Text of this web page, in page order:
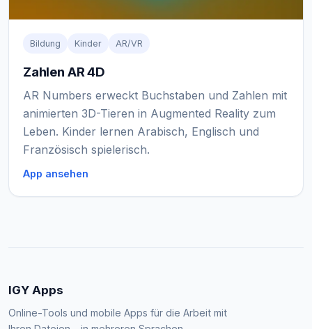
Bildung Kinder AR/VR
Zahlen AR 4D
AR Numbers erweckt Buchstaben und Zahlen mit
animierten 3D-Tieren in Augmented Reality zum
Leben. Kinder lernen Arabisch, Englisch und
Französisch spielerisch.
App ansehen
IGY Apps
Online-Tools und mobile Apps für die Arbeit mit